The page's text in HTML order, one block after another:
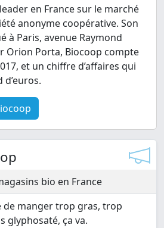
en France sur le marché
anonyme coopérative. Son
à Paris, avenue Raymond
Orion Porta, Biocoop compte
et un chiffre d’affaires qui
d’euros.
bio en France
de manger trop gras, trop
glyphosaté, ça va.